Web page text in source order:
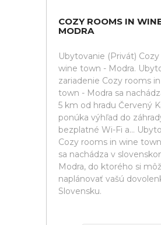
COZY ROOMS IN
MODRA
Ubytovanie (Privát)
wine town - Modra.
zariadenie Cozy rooms
town - Modra sa
5 km od hradu Červený
ponúka výhľad do
bezplatné Wi-Fi a...
Cozy rooms in wine
sa nachádza v
Modra, do ktorého si
naplánovať vašú
Slovensku.